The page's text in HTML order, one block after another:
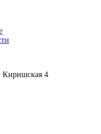
195299 г.Санкт-Петербург ул. Киришская 4